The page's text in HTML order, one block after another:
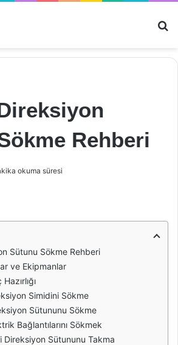
Rehberi
okuma süresi
Sütunu Sökme Rehberi
ve Ekipmanlar
Simidini Sökme
Sütununu Sökme
Bağlantılarını Sökmek
Direksiyon Sütununu Takma